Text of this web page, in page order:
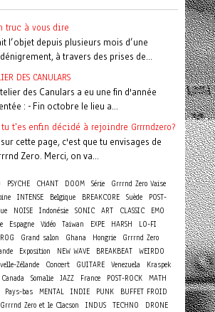
truc à vous dire
l’objet depuis plusieurs mois d’une
à travers des prises de...
DES CANULARS
des Canulars a eu une fin d'année
: - Fin octobre le lieu a...
t'es enfin décidé à rejoindre Grrrndzero?
cette page, c'est que tu envisages de
Zero. Merci, on va...
PSYCHE CHANT DOOM Série
Grrrnd Zero Vaise
INTENSE Belgique BREAKCORE Suède
POST-
NOISE Indonésie SONIC ART CLASSIC
EMO
Espagne Vidéo Taiwan EXPE HARSH
LO-FI
Grand salon Ghana Hongrie
Grrrnd Zero
Exposition NEW WAVE BREAKBEAT
WEIRDO
Zélande Concert GUITARE Venezuela
Kraspek
Canada Somalie JAZZ France POST-ROCK MATH
Pays-bas MENTAL INDIE PUNK
BUFFET FROID
Grrrnd Zero et le Clacson INDUS TECHNO
DRONE